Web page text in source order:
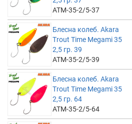
ATM-35-2/5-37
Блесна колеб. Akara
Trout Time Megami 35
2,5 гр. 39
ATM-35-2/5-39
Блесна колеб. Akara
Trout Time Megami 35
2,5 гр. 64
ATM-35-2/5-64